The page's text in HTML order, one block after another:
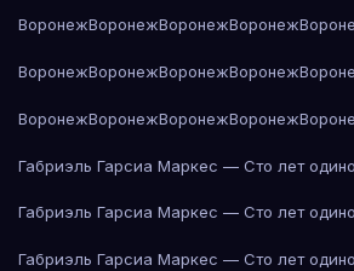
ВоронежВоронежВоронежВоронеж
ВоронежВоронежВоронежВоронеж
ВоронежВоронежВоронежВоронеж
Габриэль Гарсиа Маркес — Сто лет
Габриэль Гарсиа Маркес — Сто лет
Габриэль Гарсиа Маркес — Сто лет